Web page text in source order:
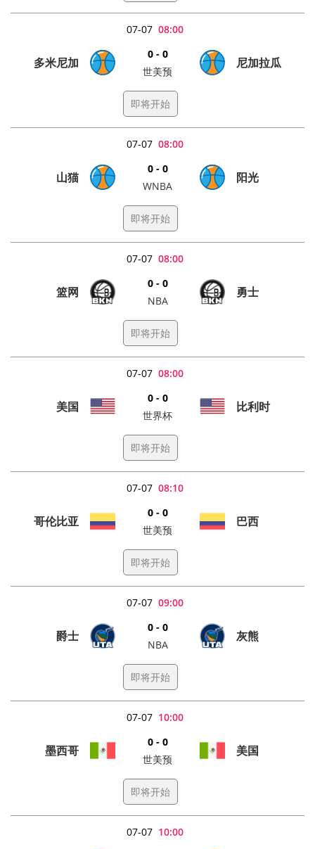
08:00
07-07
多米尼加
0 - 0
世美预
尼加拉瓜
即将开始
08:00
07-07
山猫
0 - 0
WNBA
阳光
即将开始
08:00
07-07
篮网
0 - 0
NBA
勇士
即将开始
08:00
07-07
美国
0 - 0
世界杯
比利时
即将开始
08:10
07-07
哥伦比亚
0 - 0
世美预
巴西
即将开始
09:00
07-07
爵士
0 - 0
NBA
灰熊
即将开始
10:00
07-07
墨西哥
0 - 0
世美预
美国
即将开始
10:00
07-07